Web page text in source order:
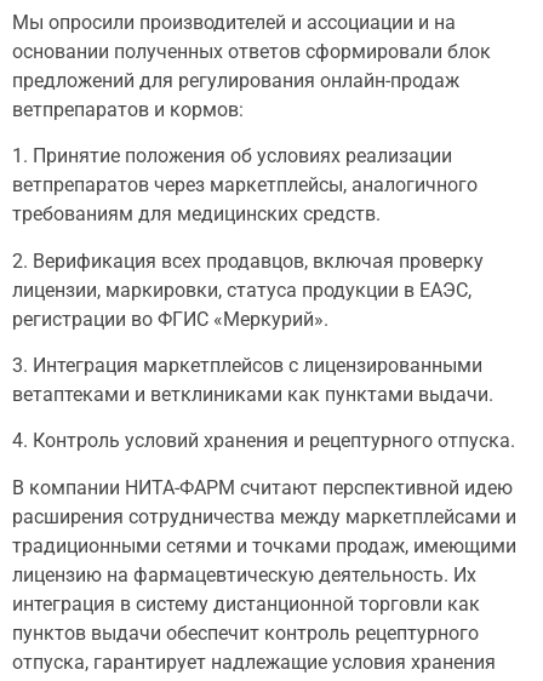
Мы опросили производителей и ассоциации и на
основании полученных ответов сформировали блок
предложений для регулирования онлайн-продаж
ветпрепаратов и кормов:
1. Принятие положения об условиях реализации
ветпрепаратов через маркетплейсы, аналогичного
требованиям для медицинских средств.
2. Верификация всех продавцов, включая проверку
лицензии, маркировки, статуса продукции в ЕАЭС,
регистрации во ФГИС «Меркурий».
3. Интеграция маркетплейсов с лицензированными
ветаптеками и ветклиниками как пунктами выдачи.
4. Контроль условий хранения и рецептурного отпуска.
В компании НИТА-ФАРМ считают перспективной идею
расширения сотрудничества между маркетплейсами и
традиционными сетями и точками продаж, имеющими
лицензию на фармацевтическую деятельность. Их
интеграция в систему дистанционной торговли как
пунктов выдачи обеспечит контроль рецептурного
отпуска, гарантирует надлежащие условия хранения